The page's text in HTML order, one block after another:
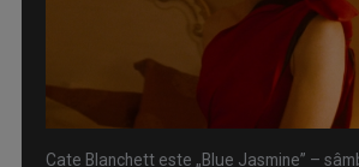
Cate Blanchett este „Blue Jasmine” –